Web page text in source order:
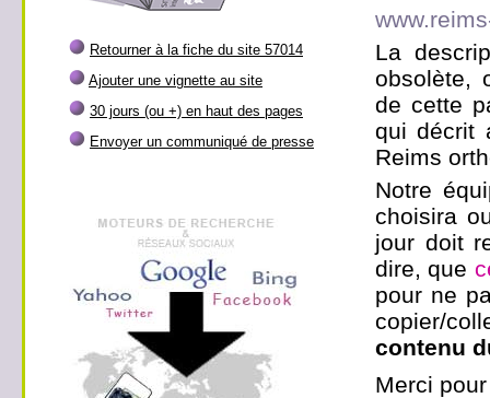
Retourner à la fiche du site 57014
Ajouter une vignette au site
30 jours (ou +) en haut des pages
Envoyer un communiqué de presse
La
obsolète,
de cette
qui décrit
Reims
Notre
choisira
jour doit
dire, que
pour ne
copier/
contenu
Merci